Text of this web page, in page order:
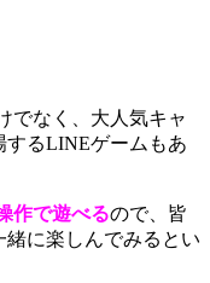
なく、 大人気キャ
するLINEゲームもあ
作で遊べるので、皆
に楽しんでみるとい